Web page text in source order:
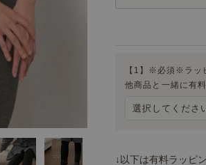
【1】※必須※ラッ
他商品と一緒に有
↓以下は有料ラッピ